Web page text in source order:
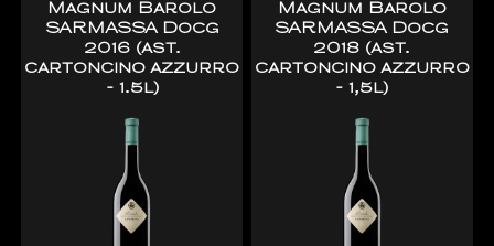
Magnum Barolo
SARMASSA Docg
2016 (ast.
cartoncino azzurro
- 1.5l)
Magnum Barolo
SARMASSA Docg
2018 (ast.
cartoncino azzurro
- 1,5l)